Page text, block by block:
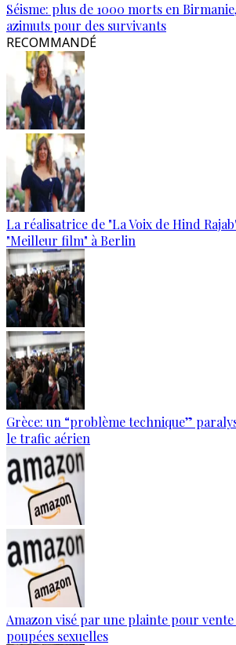
Séisme: plus de 1000 morts en
azimuts pour des survivants
RECOMMANDÉ
La réalisatrice de "La Voix de Hind
"Meilleur film" à Berlin
Grèce: un “problème technique”
le trafic aérien
Amazon visé par une plainte pour
poupées sexuelles